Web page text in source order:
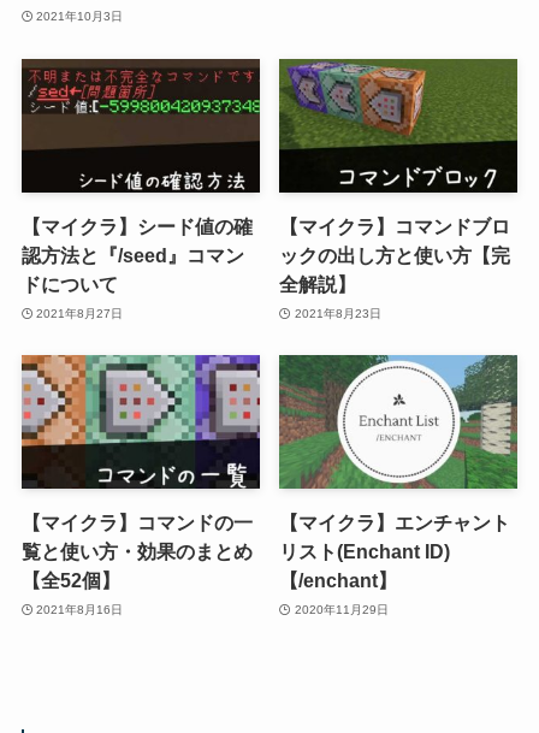
2021年10月3日
【マイクラ】シード値の確
認方法と『/seed』コマン
ドについて
2021年8月27日
【マイクラ】コマンドブロ
ックの出し方と使い方【完
全解説】
2021年8月23日
【マイクラ】コマンドの一
覧と使い方・効果のまとめ
【全52個】
2021年8月16日
【マイクラ】エンチャント
リスト(Enchant ID)
【/enchant】
2020年11月29日